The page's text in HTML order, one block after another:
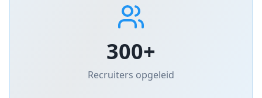
300+
Recruiters opgeleid